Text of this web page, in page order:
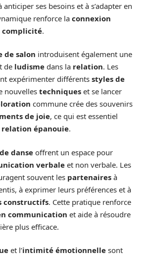
anticiper ses besoins et à s’adapter en
renforce la connexion
complicité.
de salon introduisent également une
de ludisme dans la relation. Les
expérimenter différents styles de
nouvelles techniques et se lancer
commune crée des souvenirs
de joie, ce qui est essentiel
relation épanouie.
danse offrent un espace pour
verbale et non verbale. Les
souvent les partenaires à
à exprimer leurs préférences et à
constructifs. Cette pratique renforce
communication et aide à résoudre
plus efficace.
et l’intimité émotionnelle sont